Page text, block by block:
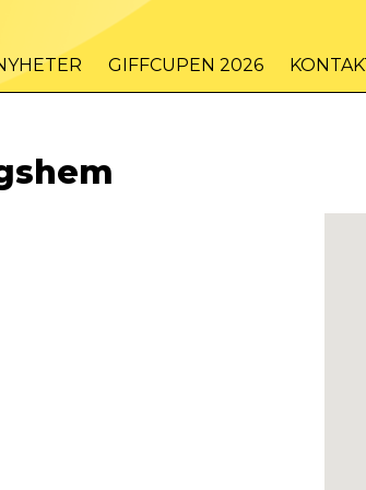
GIFFCUPEN 2026